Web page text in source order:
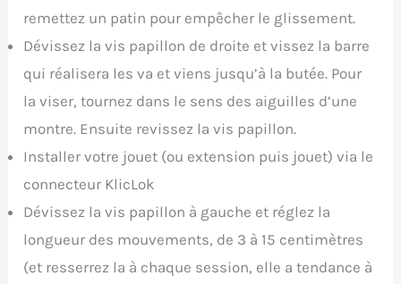
remettez un patin pour empêcher le glissement.
Dévissez la vis papillon de droite et vissez la barre
qui réalisera les va et viens jusqu’à la butée. Pour
la viser, tournez dans le sens des aiguilles d’une
montre. Ensuite revissez la vis papillon.
Installer votre jouet (ou extension puis jouet) via le
connecteur KlicLok
Dévissez la vis papillon à gauche et réglez la
longueur des mouvements, de 3 à 15 centimètres
(et resserrez la à chaque session, elle a tendance à